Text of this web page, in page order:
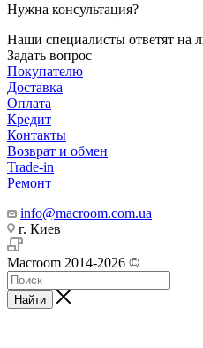
Нужна консультация?
Наши специалисты ответят на
Задать вопрос
Покупателю
Доставка
Оплата
Кредит
Контакты
Возврат и обмен
Trade-in
Ремонт
info@macroom.com.ua
г. Киев
Macroom 2014-2026 ©
Найти